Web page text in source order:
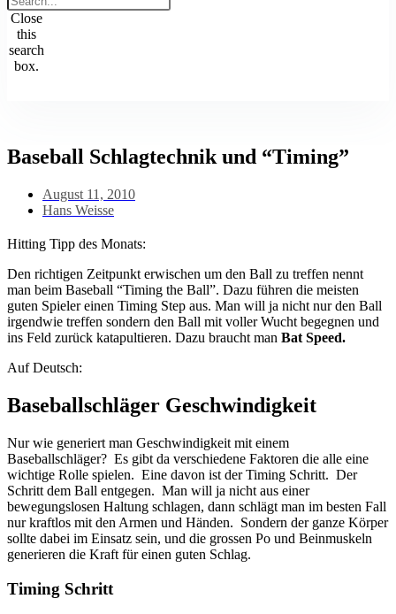
Close
this
search
box.
Baseball Schlagtechnik und “Timing”
August 11, 2010
Hans Weisse
Hitting Tipp des Monats:
Den richtigen Zeitpunkt erwischen um den Ball zu treffen nennt
man beim Baseball “Timing the Ball”. Dazu führen die meisten
guten Spieler einen Timing Step aus. Man will ja nicht nur den Ball
irgendwie treffen sondern den Ball mit voller Wucht begegnen und
ins Feld zurück katapultieren. Dazu braucht man Bat Speed.
Auf Deutsch:
Baseballschläger Geschwindigkeit
Nur wie generiert man Geschwindigkeit mit einem
Baseballschläger? Es gibt da verschiedene Faktoren die alle eine
wichtige Rolle spielen. Eine davon ist der Timing Schritt. Der
Schritt dem Ball entgegen. Man will ja nicht aus einer
bewegungslosen Haltung schlagen, dann schlägt man im besten Fall
nur kraftlos mit den Armen und Händen. Sondern der ganze Körper
sollte dabei im Einsatz sein, und die grossen Po und Beinmuskeln
generieren die Kraft für einen guten Schlag.
Timing Schritt